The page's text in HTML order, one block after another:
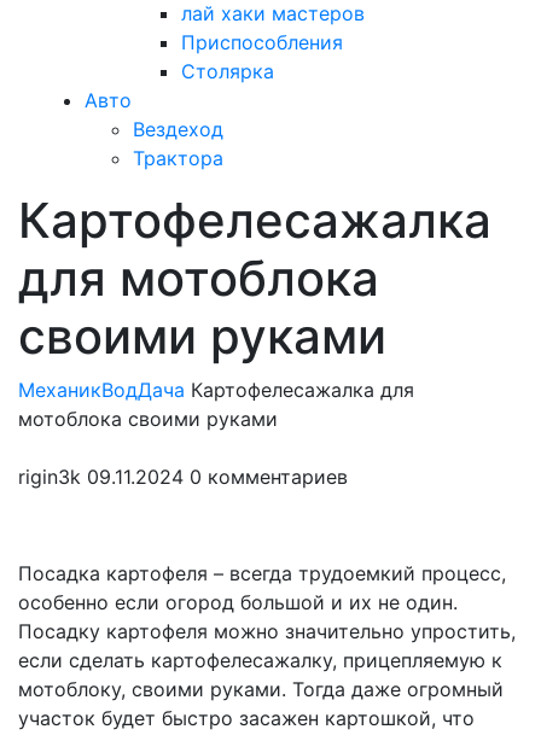
лай хаки мастеров
Приспособления
Столярка
Авто
Вездеход
Трактора
Закрыть
меню
Картофелесажалка
для мотоблока
своими руками
МеханикВодДача Картофелесажалка для
мотоблока своими руками
rigin3k 09.11.2024 0 комментариев
Посадка картофеля – всегда трудоемкий процесс,
особенно если огород большой и их не один.
Посадку картофеля можно значительно упростить,
если сделать картофелесажалку, прицепляемую к
мотоблоку, своими руками. Тогда даже огромный
участок будет быстро засажен картошкой, что